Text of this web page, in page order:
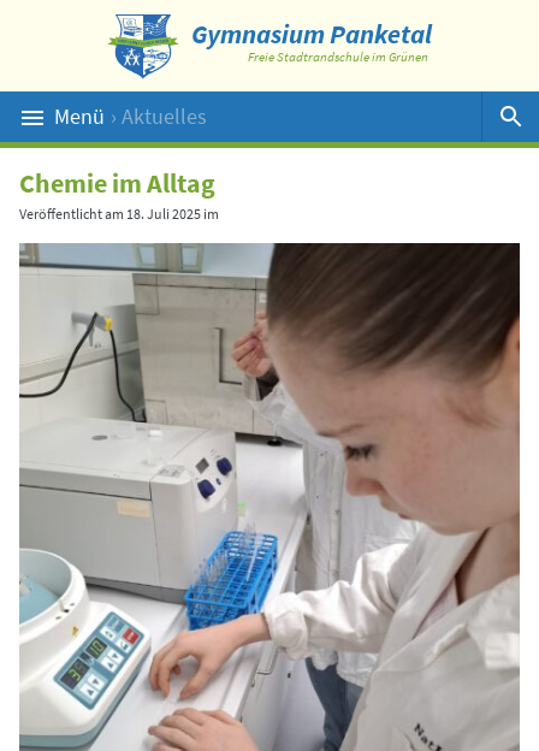
Gymnasium Panketal
Freie Stadtrandschule im Grünen
Menü › Aktuelles
Suche
Chemie im Alltag
Veröffentlicht am 18. Juli 2025 im